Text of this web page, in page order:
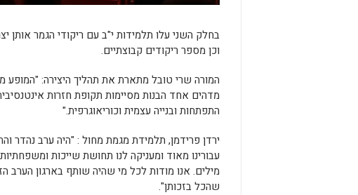
בחלק השני עלו תלמידות י"ב עם ריקודי הגמר אותן
וכן מספר ריקודים קבוצתיים.
המורה שרי טובל מתארת את תהליך היצירה:
מדהים אחד הבנות מסיימות תקופת חזרות
התפתחות ובנייה עצמית וכוריאוגרפית."
ירדן פרידמן, תלמידת מגמת מחול : "היה ערב נהדר
עבורינו מאוד ומעניקה לנו תחושת שייכות
מילים. אנו מודות לכל מי שהיה שותף בארגון הערב
שהכל בזכותן".